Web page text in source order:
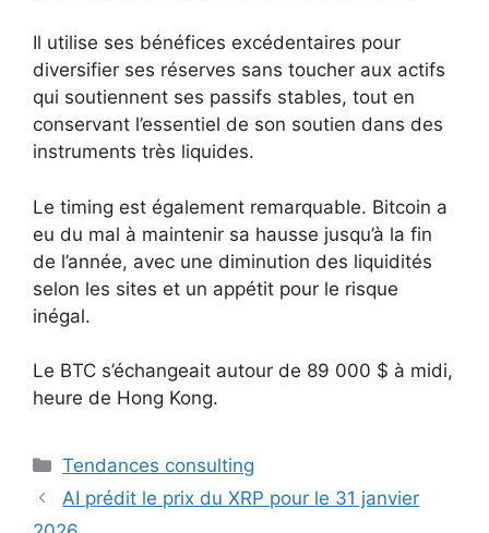
Il utilise ses bénéfices excédentaires pour
diversifier ses réserves sans toucher aux actifs
qui soutiennent ses passifs stables, tout en
conservant l’essentiel de son soutien dans des
instruments très liquides.
Le timing est également remarquable. Bitcoin a
eu du mal à maintenir sa hausse jusqu’à la fin
de l’année, avec une diminution des liquidités
selon les sites et un appétit pour le risque
inégal.
Le BTC s’échangeait autour de 89 000 $ à midi,
heure de Hong Kong.
Catégories
Tendances consulting
AI prédit le prix du XRP pour le 31 janvier